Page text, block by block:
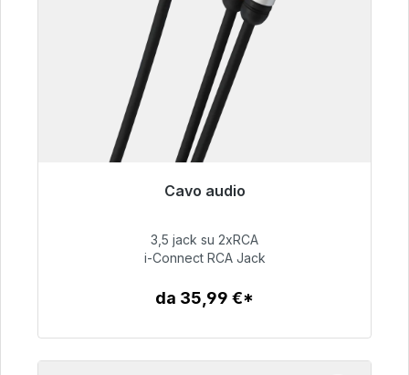
Cavo audio
Pronto per la spedizione immediata, tempo di
51,99 €
3,5 jack su 2xRCA
i-Connect RCA Jack
da 35,99 €*